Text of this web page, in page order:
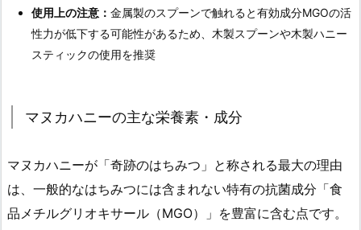
使用上の注意： 金属製のスプーンで触れると有効成分MGOの活
性力が低下する可能性があるため、木製スプーンや木製ハニー
スティックの使用を推奨
マヌカハニーの主な栄養素・成分
マヌカハニーが「奇跡のはちみつ」と称される最大の理由
は、一般的なはちみつには含まれない特有の抗菌成分「食
品メチルグリオキサール（MGO）」を豊富に含む点です。